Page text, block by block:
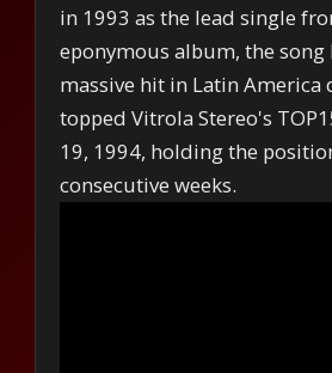
in 1993 as the lead single
eponymous album, the song
massive hit in Latin
topped Vitrola Stereo's
19, 1994, holding the
consecutive weeks.